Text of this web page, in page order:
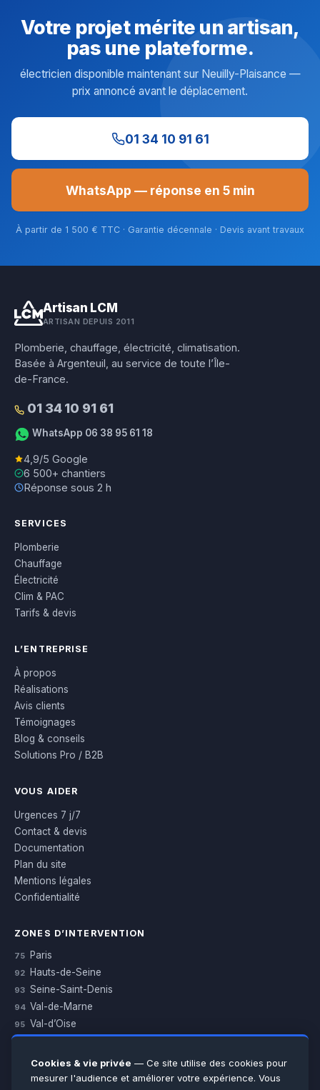
Votre projet mérite un artisan,
pas une plateforme.
électricien disponible maintenant sur Neuilly-Plaisance —
prix annoncé avant le déplacement.
01 34 10 91 61
WhatsApp — réponse en 5 min
À partir de 1 500 € TTC · Garantie décennale · Devis avant travaux
Artisan LCM
ARTISAN DEPUIS 2011
Plomberie, chauffage, électricité, climatisation.
Basée à Argenteuil, au service de toute l’Île-
de-France.
01 34 10 91 61
WhatsApp 06 38 95 61 18
4,9/5 Google
6 500+ chantiers
Réponse sous 2 h
SERVICES
Plomberie
Chauffage
Électricité
Clim & PAC
Tarifs & devis
L’ENTREPRISE
À propos
Réalisations
Avis clients
Témoignages
Blog & conseils
Solutions Pro / B2B
VOUS AIDER
Urgences 7 j/7
Contact & devis
Documentation
Plan du site
Mentions légales
Confidentialité
ZONES D’INTERVENTION
75 Paris
92 Hauts-de-Seine
93 Seine-Saint-Denis
94 Val-de-Marne
95 Val-d’Oise
Essonne
Seine-et-Marne
Cookies & vie privée — Ce site utilise des cookies pour
mesurer l'audience et améliorer votre expérience. Vous